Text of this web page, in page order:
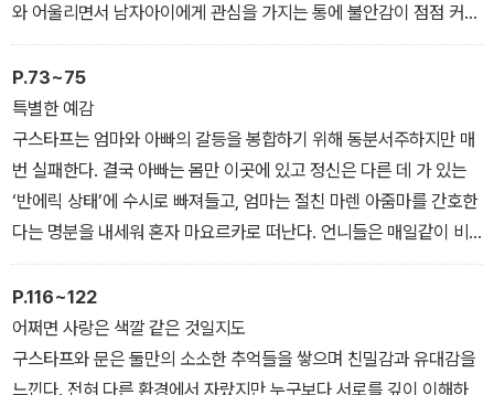
와 어울리면서 남자아이에게 관심을 가지는 통에 불안감이 점점 커진
다. 엎친 데 덮친 격으로 가족에게도 문제가 생겼다. 엄마와 아빠의 갈
등이 예사롭지 않더니, 급기야 서로 떨어져서 각자 시간을 보내기로
했다면서 매년 가던 가족 여행까지 일방적으로 취소시킨 것이다. 구
스타프는 평화롭던 일상이 부서지고 흔들리면서 심상치 않은 변화가
오고 있음을 직감한다.
“둘이 심각한 것 같아?”
구스타프는 라모나 언니의 방 앞을 지나가다가 사라 언니의 목소리를
듣고 그 자리에 멈춰 섰다.
“그냥 ‘중년의 위기’지, 뭐. 저 나이에는 지극히 정상적인 현상이야.
부모들이 일시적으로 앓는 뇌 질환 같은 거라고 생각하면 돼. 정신적
인 감기 말이야. 다 지나가게 되어 있어.”
P.73~75
특별한 예감
구스타프는 엄마와 아빠의 갈등을 봉합하기 위해 동분서주하지만 매
번 실패한다. 결국 아빠는 몸만 이곳에 있고 정신은 다른 데 가 있는
‘반에릭 상태’에 수시로 빠져들고, 엄마는 절친 마렌 아줌마를 간호한
다는 명분을 내세워 혼자 마요르카로 떠난다. 언니들은 매일같이 비
뚜름한 독설을 쏟아 내며 집 안 분위기를 흉흉하게 만들고, 치매를 앓
는 늙은 개 모래의 병세는 날이 갈수록 심해진다. 마음 둘 곳 없던 구
스타프는 모래와 함께 동네를 떠돌아다니다가 괴짜 전학생 문을 만나
게 된다. 이상하게도 자꾸만 마음이 가고 신경이 쓰이는 문 때문에 구
스타프는 내일이, 그 애와의 만남이 조금씩 기다려지기 시작한다.
P.116~122
어쩌면 사랑은 색깔 같은 것일지도
구스타프와 문은 둘만의 소소한 추억들을 쌓으며 친밀감과 유대감을
느낀다. 전혀 다른 환경에서 자랐지만 누구보다 서로를 깊이 이해하